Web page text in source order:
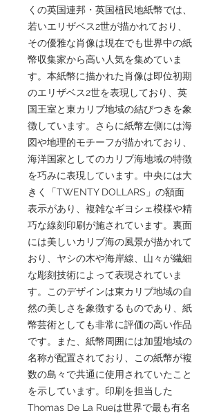
くの英国連邦・英国植民地紙幣では、
若いエリザベス2世が描かれており、
その優雅な肖像は現在でも世界中の紙
幣収集家から高い人気を集めていま
す。本紙幣に描かれた肖像は即位初期
のエリザベス2世を表現しており、英
国王室と東カリブ地域の結びつきを象
徴しています。さらに紙幣左側には海
図や地理的モチーフが描かれており、
海洋国家としてのカリブ海地域の特徴
を巧みに表現しています。中央には大
きく「TWENTY DOLLARS」の額面
表示があり、複雑なギヨシェ模様や精
巧な線刻印刷が施されています。裏面
には美しいカリブ海の風景が描かれて
おり、ヤシの木や海岸線、山々が繊細
な彫刻技術によって表現されていま
す。このデザインは東カリブ地域の自
然の美しさを象徴するものであり、紙
幣芸術としても非常に評価の高い作品
です。また、紙幣周囲には加盟地域の
名称が配置されており、この紙幣が複
数の島々で共通に使用されていたこと
を示しています。印刷を担当した
Thomas De La Rueは世界で最も有名